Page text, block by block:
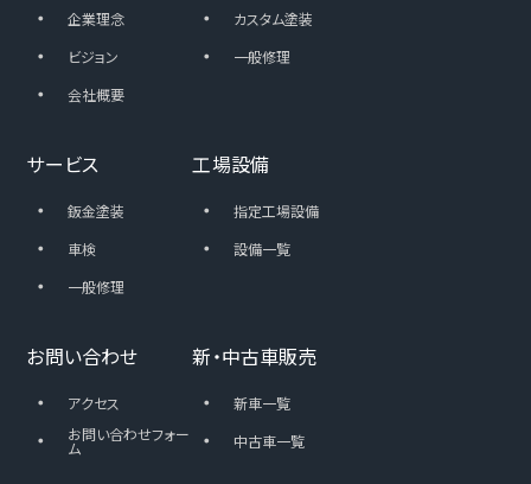
・ 企業理念
・ ビジョン
・ 会社概要
・ カスタム塗装
・ 一般修理
サービス
・ 鈑金塗装
・ 車検
・ 一般修理
工場設備
・ 指定工場設備
・ 設備一覧
お問い合わせ
・ アクセス
・ お問い合わせフォー
ム
新・中古車販売
・ 新車一覧
・ 中古車一覧